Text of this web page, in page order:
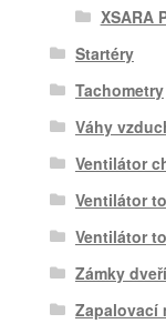
XSARA
Startéry
Tachometry
Váhy
Ventilátor
Ventilátor
Ventilátor
Zámky
Zapalovací